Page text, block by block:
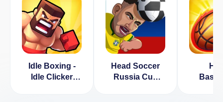
Idle Boxing -
Idle Clicker
Head Soccer
Russia Cup